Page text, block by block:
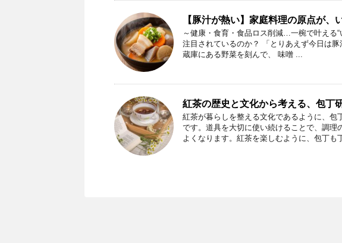
【豚汁が熱い】家庭料理の原点が、
～健康・食育・食品ロス削減…一椀で叶える
注目されているのか？ 「とりあえず今日は
蔵庫にある野菜を刻んで、 味噌 ...
紅茶の歴史と文化から考える、包丁
紅茶が暮らしを整える文化であるように、
です。道具を大切に使い続けることで、調
よくなります。紅茶を楽しむように、包丁も